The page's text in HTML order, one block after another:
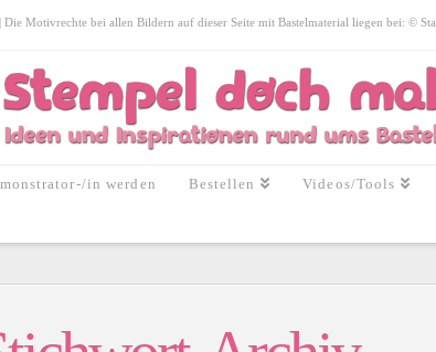
Motivrechte bei allen Bildern auf dieser Seite mit Bastelmaterial liegen bei: ©
in werden Bestellen Videos/Tools